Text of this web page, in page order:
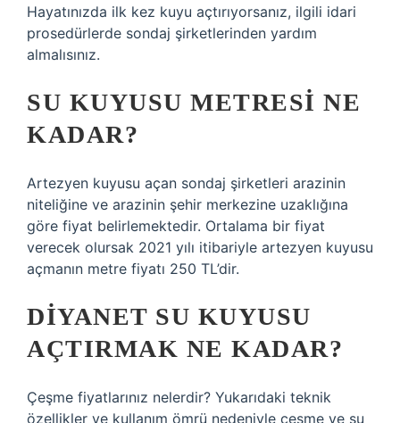
Hayatınızda ilk kez kuyu açtırıyorsanız, ilgili idari
prosedürlerde sondaj şirketlerinden yardım
almalısınız.
SU KUYUSU METRESI NE
KADAR?
Artezyen kuyusu açan sondaj şirketleri arazinin
niteliğine ve arazinin şehir merkezine uzaklığına
göre fiyat belirlemektedir. Ortalama bir fiyat
verecek olursak 2021 yılı itibariyle artezyen kuyusu
açmanın metre fiyatı 250 TL’dir.
DIYANET SU KUYUSU
AÇTIRMAK NE KADAR?
Çeşme fiyatlarınız nelerdir? Yukarıdaki teknik
özellikler ve kullanım ömrü nedeniyle çeşme ve su